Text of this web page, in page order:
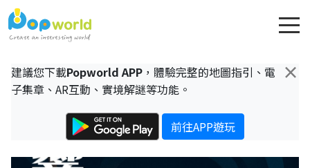
×
建議您下載Popworld APP ，體驗完整的地圖指引、電
子集章、AR互動、實境解謎等功能。
前往APP遊玩